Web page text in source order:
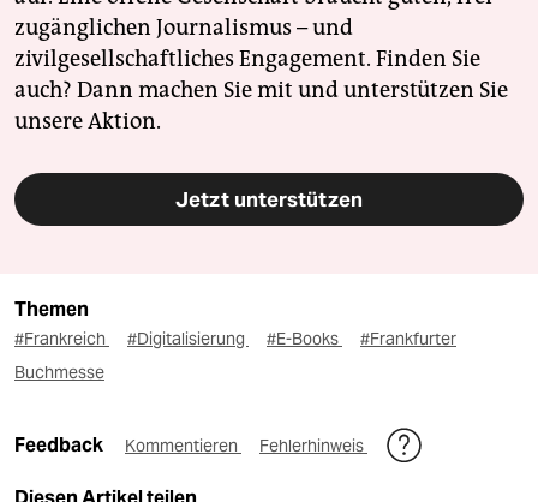
zugänglichen Journalismus – und
zivilgesellschaftliches Engagement. Finden Sie
auch? Dann machen Sie mit und unterstützen Sie
unsere Aktion.
Jetzt unterstützen
Themen
#Frankreich #Digitalisierung #E-Books
#Frankfurter
Buchmesse
Feedback Kommentieren Fehlerhinweis